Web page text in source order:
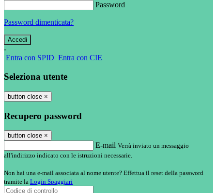
Password
Password dimenticata?
-
Entra con SPID Entra con CIE
Seleziona utente
button close ×
Recupero password
button close ×
E-mail Verrà inviato un messaggio
all'indirizzo indicato con le istruzioni necessarie.
Non hai una e-mail associata al nome utente? Effettua il reset della password
tramite la Login Spaggiari